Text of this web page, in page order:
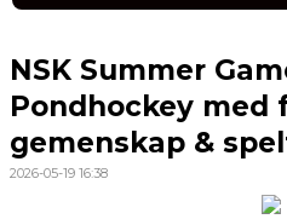
NSK Summer
Pondhockey med
gemenskap &
2026-05-19 16:38